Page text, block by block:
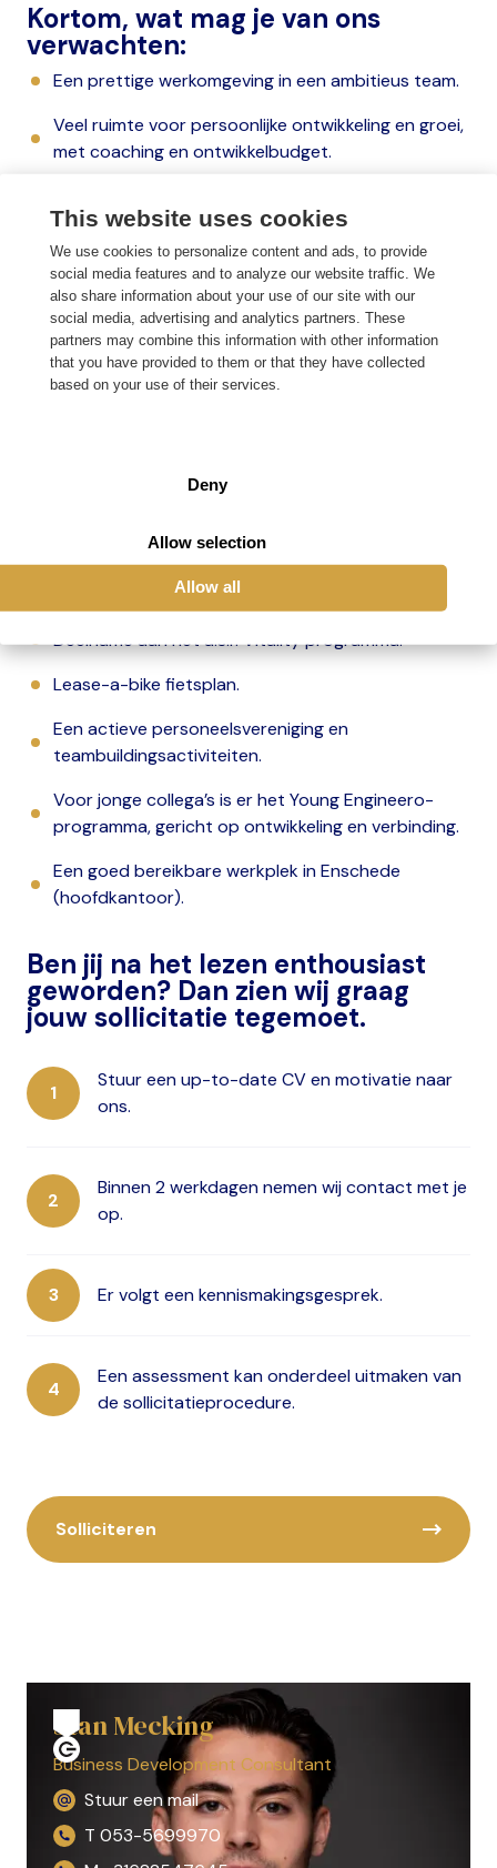
This website uses cookies
We use cookies to personalize content and ads, to provide
social media features and to analyze our website traffic. We
also share information about your use of our site with our
social media, advertising and analytics partners. These
partners may combine this information with other information
that you have provided to them or that they have collected
based on your use of their services.
Deny
Allow selection
Allow all
Kortom, wat mag je van ons
verwachten:
Een prettige werkomgeving in een ambitieus team.
Veel ruimte voor persoonlijke ontwikkeling en groei,
met coaching en ontwikkelbudget.
van interne en externe communicatie.
Een open cultuur gericht op samenwerken, leren en
plezier maken.
Hybride werken in een gezonde balans tussen thuis
en kantoor.
Reiskostenvergoeding, conform voorwaarden van
29 vakantiedagen bij een fulltime (40 uur)
dienstverband.
Deelname aan het a.s.r. Vitality programma.
Lease-a-bike fietsplan.
Een actieve personeelsvereniging en
teambuildingsactiviteiten.
Voor jonge collega’s is er het Young Engineero-
programma, gericht op ontwikkeling en verbinding.
Een goed bereikbare werkplek in Enschede
(hoofdkantoor).
Ben jij na het lezen enthousiast
geworden? Dan zien wij graag
jouw sollicitatie tegemoet.
Stuur een up-to-date CV en motivatie naar
ons.
Binnen 2 werkdagen nemen wij contact met je
op.
Er volgt een kennismakingsgesprek.
Een assessment kan onderdeel uitmaken van
de sollicitatieprocedure.
Solliciteren
Stan Mecking
Business Development Consultant
Stuur een mail
T 053-5699970